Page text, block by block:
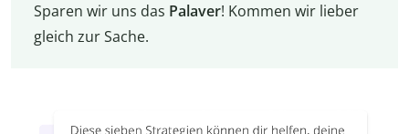
Sparen wir uns das Palaver! Kommen wir lieber
gleich zur Sache.